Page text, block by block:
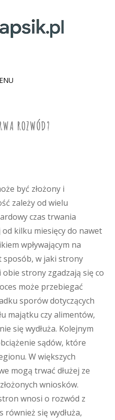
ROZWÓD?
być złożony i
zależy od wielu
czas trwania
kilku miesięcy do nawet
wpływającym na
sposób, w jaki strony
obie strony zgadzają się co
może przebiegać
sporów dotyczących
majątku czy alimentów,
się wydłuża. Kolejnym
sądów, które
W większych
mogą trwać dłużej ze
wniosków.
wnosi o rozwód z
się wydłuża,